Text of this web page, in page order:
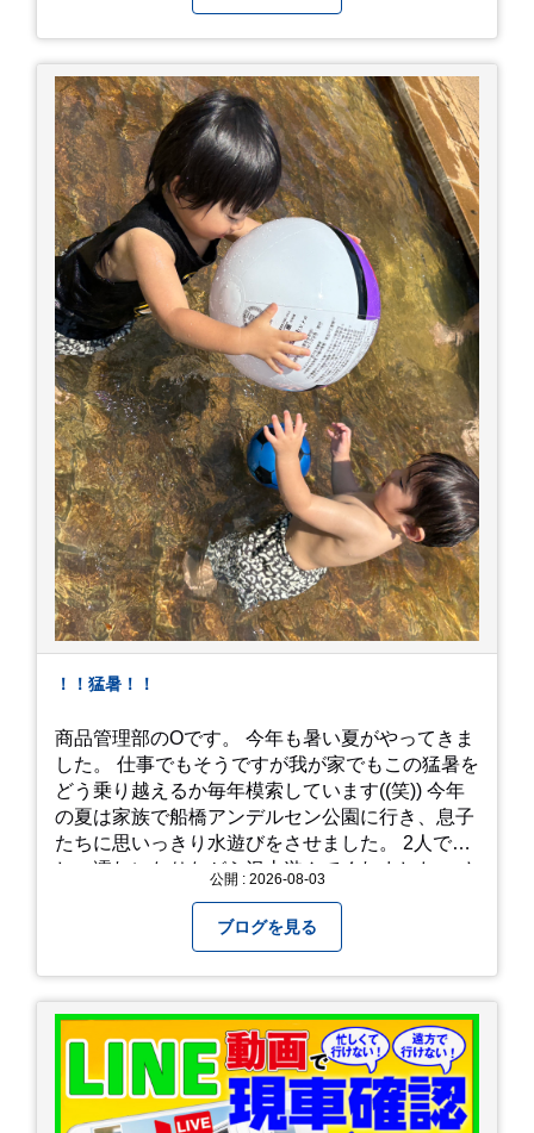
に医療機関へ相談、または救急車を呼びましょう
□涼しい場所へ移動しましょう □衣服を脱がし、
体を冷やして体温を下げましょう □塩分や水分を
補給しましょう 一番大切な命を守って、夏を乗り
切りましょう！
！！猛暑！！
商品管理部のOです。 今年も暑い夏がやってきま
した。 仕事でもそうですが我が家でもこの猛暑を
どう乗り越えるか毎年模索しています((笑)) 今年
の夏は家族で船橋アンデルセン公園に行き、息子
たちに思いっきり水遊びをさせました。 2人でび
しょ濡れになりながら沢山遊んでくれました。 さ
みようと思います。
公開 : 2026-08-03
ブログを見る